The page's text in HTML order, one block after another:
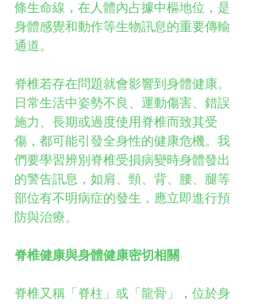
條生命線，在人體內占據中樞地位，是
身體感覺和動作等生物訊息的重要傳輸
通道。
脊椎若存在問題就會影響到身體健康。
日常生活中姿勢不良、運動傷害、錯誤
施力、長期或過度使用脊椎而致其受
傷，都可能引發全身性的健康危機。我
們要學習辨別脊椎受損病變時身體發出
的警告訊息，如肩、頸、背、腰、腿等
部位有不明病症的發生，應立即進行預
防與治療。
脊椎健康與身體健康密切相關
脊椎又稱「脊柱」或「龍骨」，位於身